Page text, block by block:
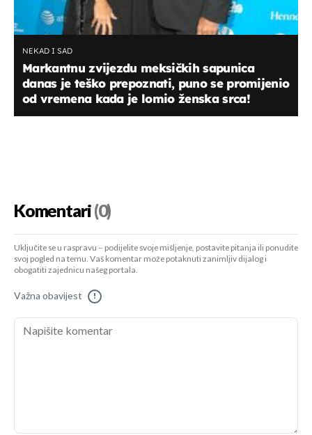
NEKAD I SAD
Markantnu zvijezdu meksičkih sapunica
danas je teško prepoznati, puno se promijenio
od vremena kada je lomio ženska srca!
Komentari(0)
Uključite se u raspravu – podijelite svoje mišljenje, postavite pitanja ili ponudite
svoj pogled na temu. Vaš komentar može potaknuti zanimljiv dijalog i
obogatiti zajednicu našeg portala.
Važna obavijest !